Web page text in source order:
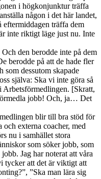
i högkonjunktur träffa
någon i det här landet,
eftermiddagen träffa dem
inte riktigt läge just nu. Inte
den berodde inte på dem
berodde på att de hade fler
som dessutom skapade
själva: Ska vi inte göra så
Arbetsförmedlingen. [Skratt,
jobb! Och, ja… Det
blir till bra stöd för
externa coacher, med
nu i samhället stora
som söker jobb, som
Jag har noterat att våra
tycker att det är viktigt att
”Ska man lära sig